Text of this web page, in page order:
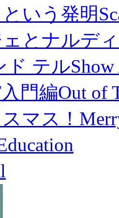
いう発明
とナルデ
ド テル
門編Out of
マス！